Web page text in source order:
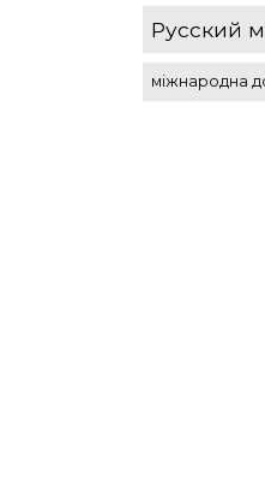
Русский
міжнародна